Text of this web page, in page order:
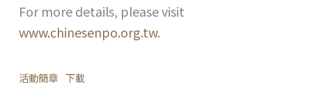
For more details, please visit
www.chinesenpo.org.tw.
活動簡章 下載